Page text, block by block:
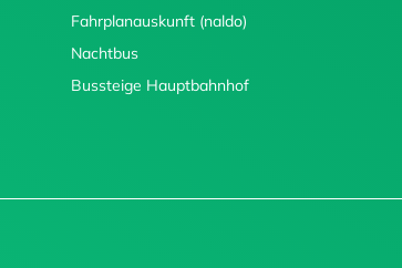
Fahrplanauskunft (naldo)
Nachtbus
Bussteige Hauptbahnhof